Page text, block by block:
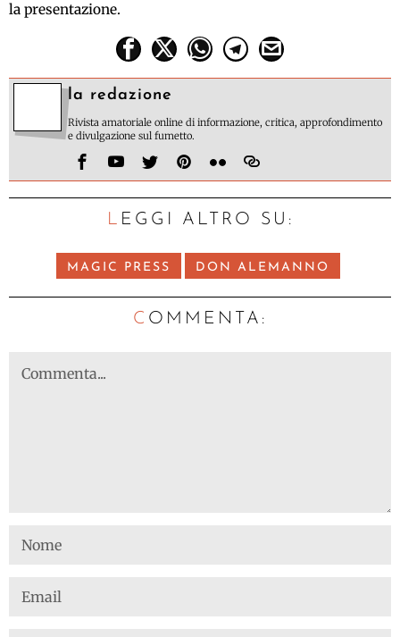
la presentazione.
la redazione
Rivista amatoriale online di informazione, critica, approfondimento
e divulgazione sul fumetto.
LEGGI ALTRO SU:
MAGIC PRESS DON ALEMANNO
C OMMENTA: